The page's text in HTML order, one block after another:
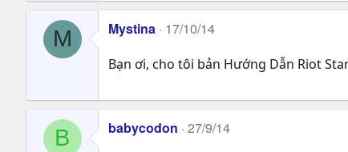
M Mystina 17/10/14
Bạn ơi, cho tôi bản Hướng Dẫn Riot
B babycodon 27/9/14